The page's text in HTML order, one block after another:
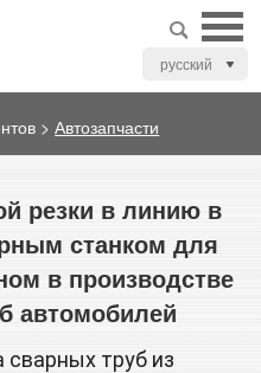
русский
>Автозапчасти
резки в линию в
станком для
в производстве
автомобилей
сварных труб из